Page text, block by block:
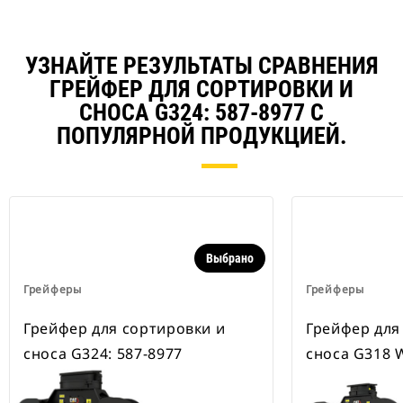
УЗНАЙТЕ РЕЗУЛЬТАТЫ СРАВНЕНИЯ
ГРЕЙФЕР ДЛЯ СОРТИРОВКИ И
СНОСА G324: 587-8977 С
ПОПУЛЯРНОЙ ПРОДУКЦИЕЙ.
Грейферы
Выбрано
Грейфер для сортировки и
сноса G324: 587-8977
Грейферы
Грейфер
сноса G318